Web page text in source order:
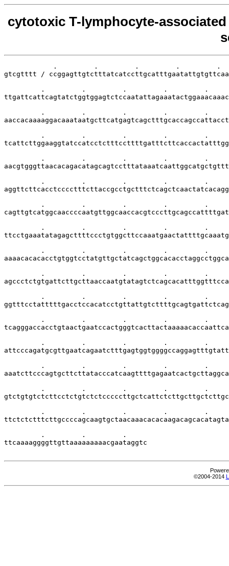
cytotoxic T-lymphocyte-
.         .         .         .         .
gtcgtttt /
.         .         .         .         .
.         .         .         .         .
.         .         .         .         .
.         .         .         .         .
.         .         .         .         .
.         .         .         .         .
.         .         .         .         .
.         .         .         .         .
.         .         .         .         .
.         .         .         .         .
.         .         .         .         .
.         .         .         .         .
.         .         .         .         .
.         .         .         .         .
.         .         .         .         .
.         .         .
ttcaaaaggggttgttaaaaaaaaacgaataggtc
©2004-2014